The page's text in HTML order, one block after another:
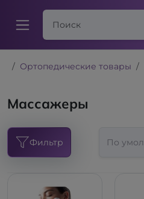
Ортопедические товары
Массажеры
Фильтр